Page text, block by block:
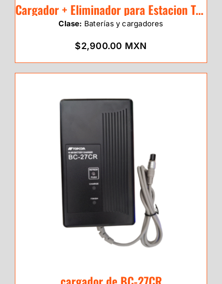
Cargador + Eliminador para Estacion Total eSurvey E3
Clase: Baterías y cargadores
$2,900.00 MXN